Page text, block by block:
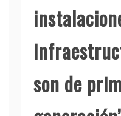
son de